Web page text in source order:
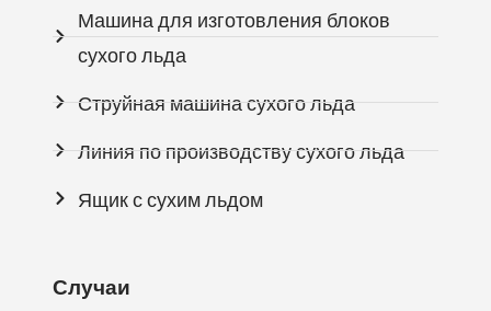
Машина для изготовления блоков
сухого льда
Струйная машина сухого льда
Линия по производству сухого льда
Ящик с сухим льдом
Случаи